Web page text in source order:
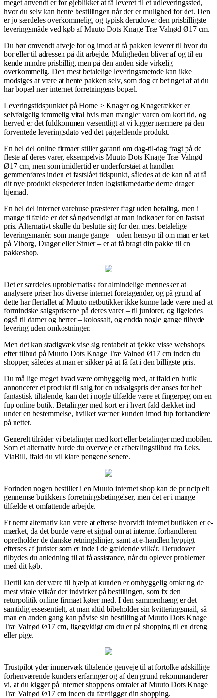
meget anvendt er for øjeblikket at få leveret til et udleveringssted,
hvor du selv kan hente bestillingen når der er mulighed for det. Den
er jo særdeles overkommelig, og typisk derudover den prisbilligste
leveringsmåde ved køb af Muuto Dots Knage Træ Valnød Ø17 cm.
Du bør omvendt afveje for og imod at få pakken leveret til hvor du
bor eller til adressen på dit arbejde. Muligheden bliver af og til en
kende mindre prisbillig, men på den anden side virkelig
overkommelig. Den mest betalelige leveringsmetode kan ikke
modsiges at være at hente pakken selv, som dog er betinget af at du
har bopæl nær internet forretningens bopæl.
Leveringstidspunktet på Home > Knager og Knagerækker er
selvfølgelig temmelig vital hvis man mangler varen om kort tid, og
herved er det fuldkommen væsentligt at vi kigger nærmere på den
forventede leveringsdato ved det pågældende produkt.
En hel del online firmaer stiller garanti om dag-til-dag fragt på de
fleste af deres varer, eksempelvis Muuto Dots Knage Træ Valnød
Ø17 cm, men som imidlertid er underforstået at handlen
gemmenføres inden et fastslået tidspunkt, således at de kan nå at få
dit nye produkt ekspederet inden logistikmedarbejderne drager
hjemad.
En hel del internet varehuse præsterer fragt uden betaling, men i
mange tilfælde er det så nødvendigt at man indkøber for en fastsat
pris. Alternativt skulle du beslutte sig for den mest betalelige
leveringsmanér, som mange gange – uden hensyn til om man er tæt
på Viborg, Dragør eller Struer – er at få bragt din pakke til en
pakkeshop.
Det er særdeles uproblematisk for almindelige mennesker at
analysere priser hos diverse internet foretagender, og på grund af
dette har flertallet af Muuto netbutikker ikke kunne lade være med at
formindske salgspriserne på deres varer – til juniorer, og ligeledes
også til damer og herrer – kolossalt, og endda nogle gange tilbyde
levering uden omkostninger.
Men det kan stadigvæk vise sig rentabelt at tjekke visse webshops
efter tilbud på Muuto Dots Knage Træ Valnød Ø17 cm inden du
shopper, således at man er sikker på at få fat i den billigste pris.
Du må lige meget hvad være omhyggelig med, at ifald en butik
annoncerer et produkt til salg for en udsalgspris der anses for helt
fantastisk tiltalende, kan det i nogle tilfælde være et fingerpeg om en
fup online butik. Betalinger med kort er i hvert fald dækket ind
under en bestemmelse, hvilket værner kunden imod fup forhandlere
på nettet.
Generelt tilråder vi betalinger med kort eller betalinger med mobilen.
Som et alternativ burde du overveje et afbetalingstilbud fra f.eks.
ViaBill, ifald du vil klare pengene senere.
Forinden nogen bestiller i en Muuto internet shop kan de principielt
gennemse butikkens forretningsbetingelser, men det er i mange
tilfælde et omfattende arbejde.
Et nemt alternativ kan være at efterse hvorvidt internet butikken er e-
mærket, da det burde være et signal om at internet forhandleren
opretholder de danske retningslinjer, samt at e-handlen hyppigt
efterses af jurister som er inde i de gældende vilkår. Derudover
tilbydes du anledning til at få assistance, når du oplever problemer
med dit køb.
Dertil kan det være til hjælp at kunden er omhyggelig omkring de
mest vitale vilkår der indvirker på bestillingen, som fx den
returpolitik online firmaet kører med. I den sammenhæng er det
samtidig essesentielt, at man altid bibeholder sin kvitteringsmail, så
man en anden gang kan påvise sin bestilling af Muuto Dots Knage
Træ Valnød Ø17 cm, ligegyldigt om du er på shopping til en dreng
eller pige.
Trustpilot yder immervæk tiltalende genveje til at fortolke adskillige
forhenværende kunders erfaringer og af den grund rekommanderer
vi, at du kigger på internet shoppens omtaler af Muuto Dots Knage
Træ Valnød Ø17 cm inden du færdiggør din shopping.